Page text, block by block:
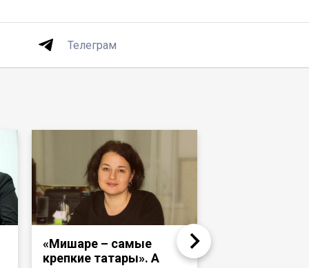
Телеграм
«Мишаре – самые
крепкие татары». А